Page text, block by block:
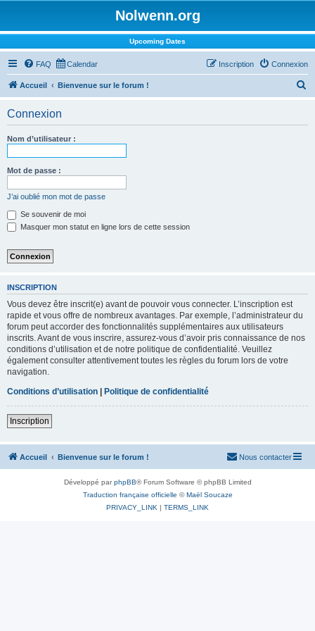
Nolwenn.org
Upcoming Dates
FAQ Calendar Connexion
Inscription
Accueil Bienvenue sur le forum !
Connexion
Nom d’utilisateur :
Mot de passe :
J’ai oublié mon mot de passe
Se souvenir de moi
Masquer mon statut en ligne lors de cette session
INSCRIPTION
Vous devez être inscrit(e) avant de pouvoir vous connecter. L’inscription est
rapide et vous offre de nombreux avantages. Par exemple, l’administrateur du
forum peut accorder des fonctionnalités supplémentaires aux utilisateurs
inscrits. Avant de vous inscrire, assurez-vous d’avoir pris connaissance de nos
conditions d’utilisation et de notre politique de confidentialité. Veuillez
également consulter attentivement toutes les règles du forum lors de votre
navigation.
Conditions d’utilisation | Politique de confidentialité
Inscription
Accueil Bienvenue sur le forum ! Nous contacter
Développé parphpBB® Forum Software © phpBB Limited
Traduction française officielle ©Maël Soucaze
PRIVACY_LINK | TERMS_LINK